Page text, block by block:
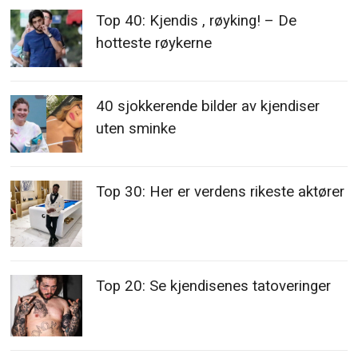
Top 40: Kjendis , røyking! – De
hotteste røykerne
40 sjokkerende bilder av kjendiser
uten sminke
Top 30: Her er verdens rikeste aktører
Top 20: Se kjendisenes tatoveringer